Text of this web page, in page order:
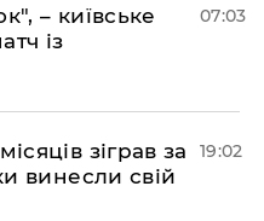
– київське
із
07:03
зіграв за
винесли свій
19:02